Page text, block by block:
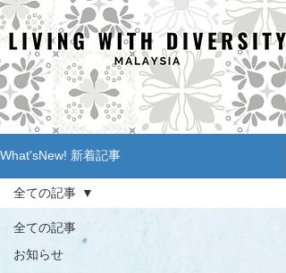
What'sNew! 新着記事
全ての記事
お知らせ
全ての記事